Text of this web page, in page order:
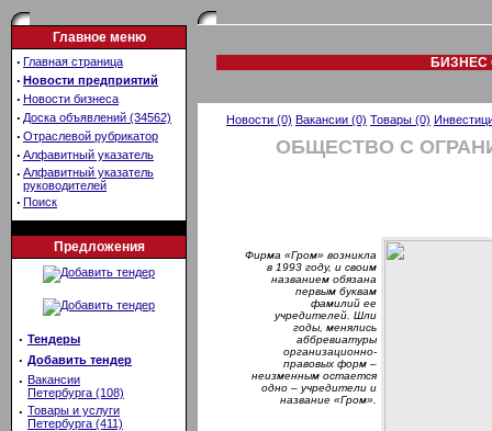
Главное меню
· Главная страница
· Новости предприятий
· Новости бизнеса
· Доска объявлений (34562)
· Отраслевой рубрикатор
· Алфавитный указатель
· Алфавитный указатель
руководителей
· Поиск
Предложения
· Тендеры
· Добавить тендер
· Вакансии
Петербурга (108)
· Товары и услуги
Петербурга (411)
БИЗНЕС
Новости (0) Вакансии (0) Товары (0)
ОБЩЕСТВО С
Фирма «Гром» возникла
в 1993 году, и своим
названием обязана
первым буквам
фамилий ее
учредителей. Шли
годы, менялись
аббревиатуры
организационно-
правовых форм –
неизменным остается
одно – учредители и
название «Гром».